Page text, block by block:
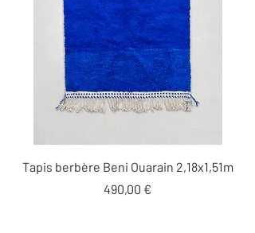
Tapis berbère Beni Ouarain 2,18x1,51m
Prix
490,00 €